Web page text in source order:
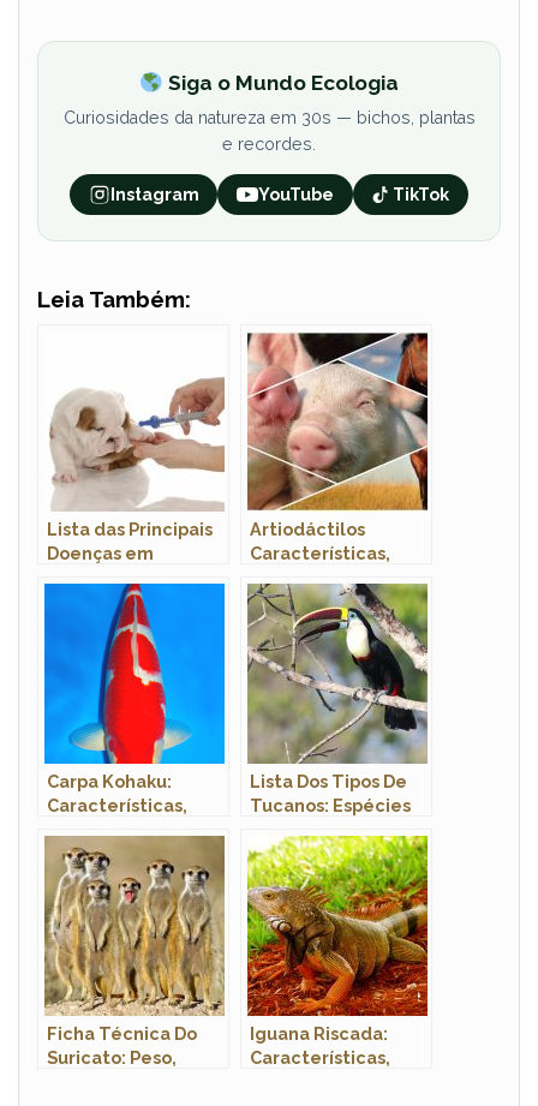
Siga o Mundo Ecologia
Curiosidades da natureza em 30s — bichos, plantas
e recordes.
Instagram YouTube TikTok
Leia Também:
Lista das Principais
Doenças em
e Tratamento
Artiodáctilos
Características,
Classificações
Inferiores
Carpa Kohaku:
Características,
Habitat e Fotos
Lista Dos Tipos De
Tucanos: Espécies
Ficha Técnica Do
Suricato: Peso,
Iguana Riscada:
Características,